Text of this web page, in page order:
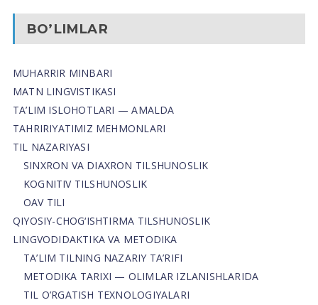
BO’LIMLAR
MUHARRIR MINBARI
MATN LINGVISTIKASI
TA’LIM ISLOHOTLARI — AMALDA
TAHRIRIYATIMIZ MEHMONLARI
TIL NAZARIYASI
SINXRON VA DIAXRON TILSHUNOSLIK
KOGNITIV TILSHUNOSLIK
OAV TILI
QIYOSIY-CHOG‘ISHTIRMA TILSHUNOSLIK
LINGVODIDAKTIKA VA METODIKA
TA’LIM TILNING NAZARIY TA’RIFI
METODIKA TARIXI — OLIMLAR IZLANISHLARIDA
TIL O’RGATISH TEXNOLOGIYALARI